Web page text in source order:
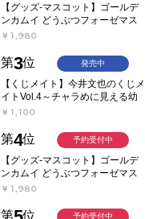
【グッズ-マスコット】ゴールデ
ンカムイ どうぶつフォーゼマス
コット 4.尾形百之助【再販】
￥1,980
第3位
【くじメイト】今井文也のくじメ
イトVol.4～チャラめに見える幼
馴染、実は一途で独占欲が強いん
￥1,100
発売中
第4位
【グッズ-マスコット】ゴールデ
ンカムイ どうぶつフォーゼマス
コット 5.月島軍曹【再販】
￥1,980
予約受付中
第 位 予約受付中